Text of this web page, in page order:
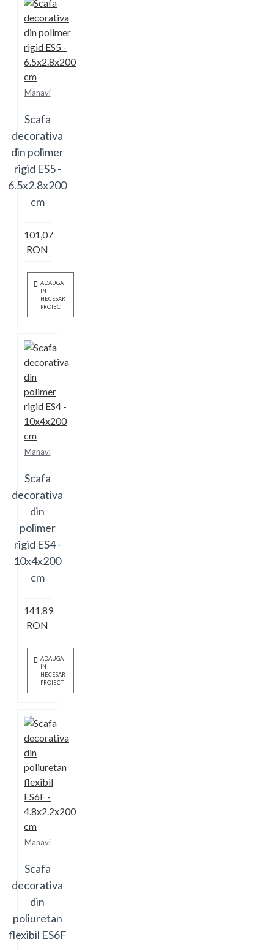
Manavi
Scafa
decorativa
din polimer
rigid ES5 -
6.5x2.8x200
cm
101,07
RON
ADAUGA
IN
NECESAR
PROIECT
Manavi
Scafa
decorativa
din
polimer
rigid ES4 -
10x4x200
cm
141,89
RON
ADAUGA
IN
NECESAR
PROIECT
Manavi
Scafa
decorativa
din
poliuretan
flexibil ES6F